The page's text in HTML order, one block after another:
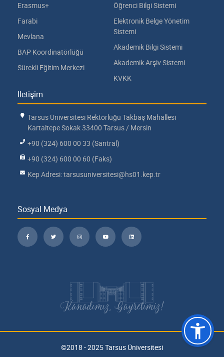
Erasmus+
Farabi
Mevlana
BAP Koordinatörlüğü
Sürekli Eğitim Merkezi
Öğrenci Bilgi Sistemi
Elektronik Belge Yönetim
Sistemi
Akademik Bilgi Sistemi
Akademik Arşiv Sistemi
KVKK
İletişim
Tarsus Üniversitesi Rektörlüğü Takbaş Mahallesi
Kartaltepe Sokak 33400 Tarsus / Mersin
+90 (324) 600 00 33 (Santral)
+90 (324) 600 00 60 (Faks)
Kep Adresi: tarsusuniversitesi@hs01.kep.tr
Sosyal Medya
Kanadımız, Gayretimiz!
©2018 - 2025 Tarsus Üniversitesi